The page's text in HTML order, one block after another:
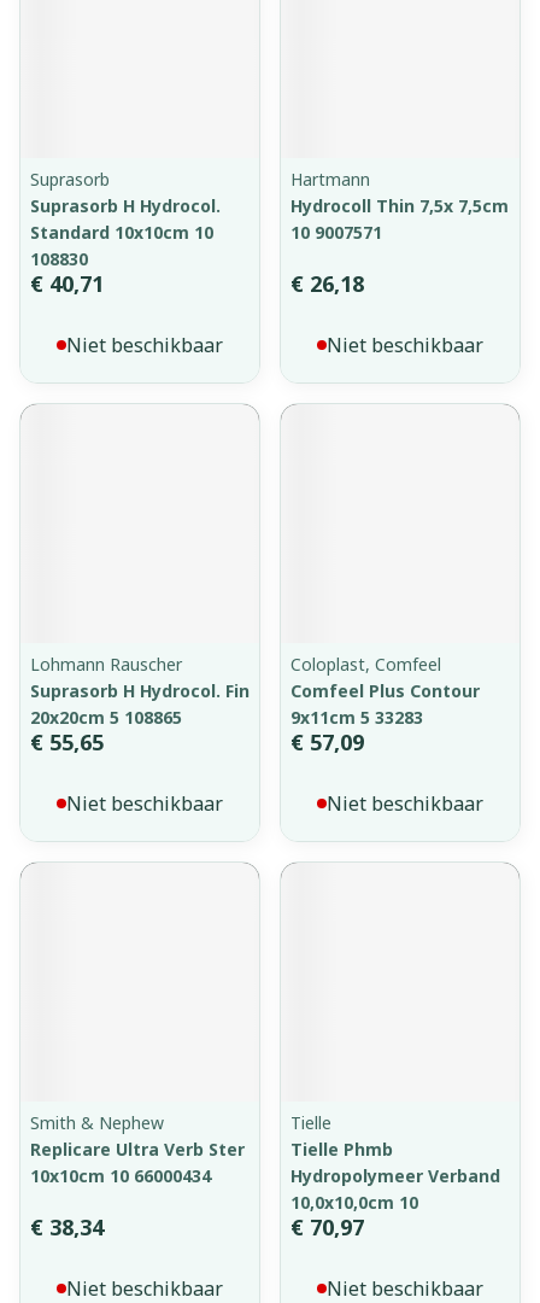
Suprasorb
Suprasorb H Hydrocol.
Standard 10x10cm 10
108830
€ 40,71
Niet beschikbaar
Hartmann
Hydrocoll Thin 7,5x 7,5cm
10 9007571
€ 26,18
Niet beschikbaar
Lohmann Rauscher
Suprasorb H Hydrocol. Fin
20x20cm 5 108865
€ 55,65
Niet beschikbaar
Coloplast, Comfeel
Comfeel Plus Contour
9x11cm 5 33283
€ 57,09
Niet beschikbaar
Smith & Nephew
Replicare Ultra Verb Ster
10x10cm 10 66000434
€ 38,34
Niet beschikbaar
Tielle
Tielle Phmb
Hydropolymeer Verband
10,0x10,0cm 10
€ 70,97
Niet beschikbaar